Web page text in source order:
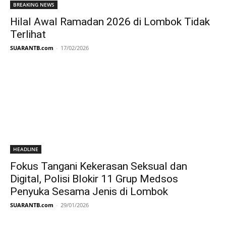
BREAKING NEWS
Hilal Awal Ramadan 2026 di Lombok Tidak
Terlihat
SUARANTB.com - 17/02/2026
HEADLINE
Fokus Tangani Kekerasan Seksual dan
Digital, Polisi Blokir 11 Grup Medsos
Penyuka Sesama Jenis di Lombok
SUARANTB.com - 29/01/2026